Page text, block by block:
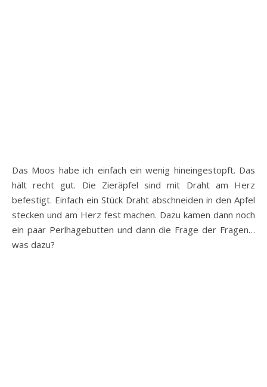
Das Moos habe ich einfach ein wenig hineingestopft. Das
hält recht gut. Die Zieräpfel sind mit Draht am Herz
befestigt. Einfach ein Stück Draht abschneiden in den Apfel
stecken und am Herz fest machen. Dazu kamen dann noch
ein paar Perlhagebutten und dann die Frage der Fragen…
was dazu?